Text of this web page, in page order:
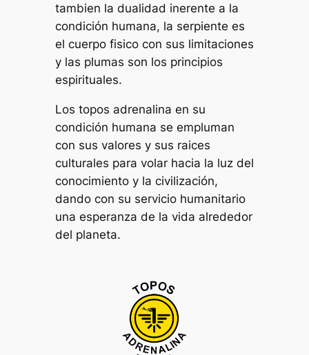
tambien la dualidad inerente a la
condición humana, la serpiente es
el cuerpo fisico con sus limitaciones
y las plumas son los principios
espirituales.
Los topos adrenalina en su
condición humana se empluman
con sus valores y sus raices
culturales para volar hacia la luz del
conocimiento y la civilización,
dando con su servicio humanitario
una esperanza de la vida alrededor
del planeta.